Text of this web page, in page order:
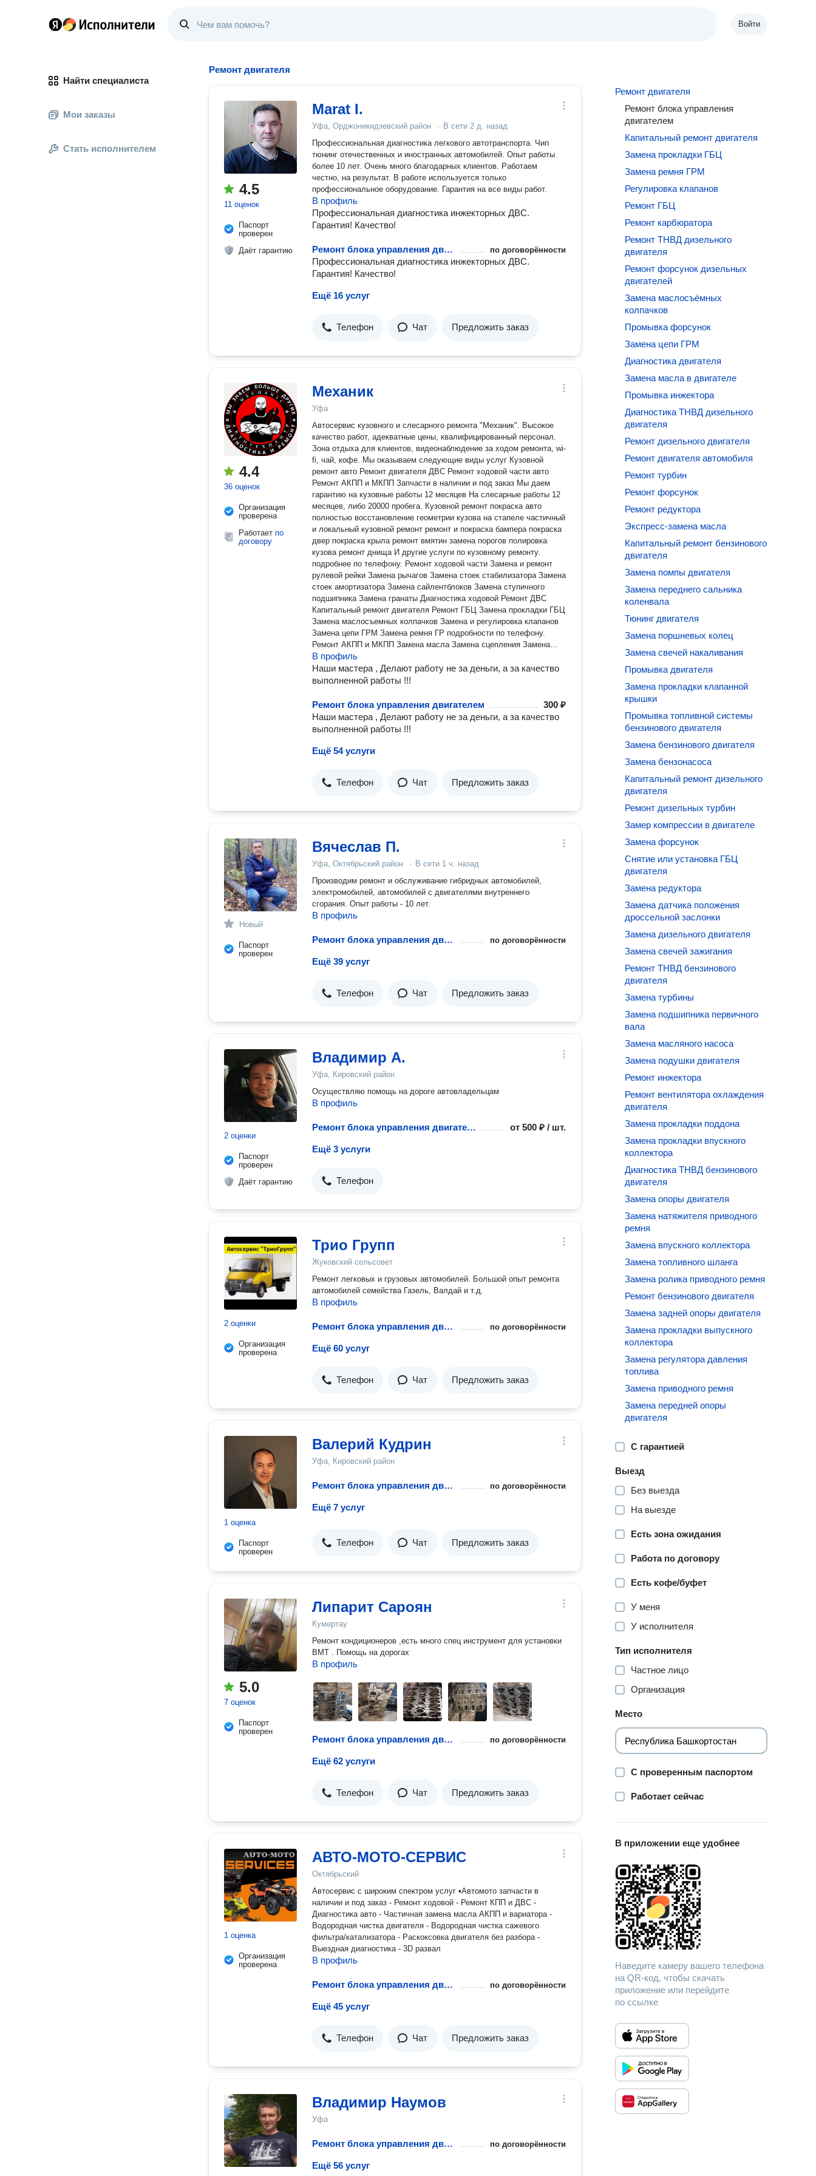
Войти
Найти специалиста
Мои заказы
Стать исполнителем
Ремонт двигателя
4.5
11 оценок
Паспорт
проверен
Даёт гарантию
Marat I.
Уфа, Орджоникидзевский район · В сети 2 д. назад
Профессиональная диагностика легкового автотранспорта. Чип
тюнинг отечественных и иностранных автомобилей. Опыт работы
более 10 лет. Очень много благодарных клиентов. Работаем
честно, на результат. В работе используется только
профессиональное оборудование. Гарантия на все виды работ.
В профиль
Профессиональная диагностика инжекторных ДВС.
Гарантия! Качество!
Ремонт блока управления двигателем по договорённости
Профессиональная диагностика инжекторных ДВС.
Гарантия! Качество!
Ещё 16 услуг
Телефон Чат Предложить заказ
4.4
36 оценок
Организация
проверена
Работает по
договору
Механик
Уфа
Автосервис кузовного и слесарного ремонта "Механик". Высокое
качество работ, адекватные цены, квалифицированный персонал.
Зона отдыха для клиентов, видеонаблюдение за ходом ремонта, wi-
fi, чай, кофе. Мы оказываем следующие виды услуг Кузовной
ремонт авто Ремонт двигателя ДВС Ремонт ходовой части авто
Ремонт АКПП и МКПП Запчасти в наличии и под заказ Мы даем
гарантию на кузовные работы 12 месяцев На слесарные работы 12
месяцев, либо 20000 пробега. Кузовной ремонт покраска авто
полностью восстановление геометрии кузова на стапеле частичный
и локальный кузовной ремонт ремонт и покраска бампера покраска
двер покраска крыла ремонт вмятин замена порогов полировка
кузова ремонт днища И другие услуги по кузовному ремонту.
подробнее по телефону. Ремонт ходовой части Замена и ремонт
рулевой рейки Замена рычагов Замена стоек стабилизатора Замена
стоек амортизатора Замена сайлентблоков Замена ступичного
подшипника Замена гранаты Диагностика ходовой Ремонт ДВС
Капитальный ремонт двигателя Ремонт ГБЦ Замена прокладки ГБЦ
Замена маслосъемных колпачков Замена и регулировка клапанов
Замена цепи ГРМ Замена ремня ГР подробности по телефону.
Ремонт АКПП и МКПП Замена масла Замена сцепления Замена
маховика Замена гидроблока АКПП Переборка МКПП подробную
консультацию вы можете получить по номер телефона указанному
в наших контактах.
В профиль
Наши мастера , Делают работу не за деньги, а за качество
выполненной работы !!!
Ремонт блока управления двигателем
300 ₽
Наши мастера , Делают работу не за деньги, а за качество
выполненной работы !!!
Ещё 54 услуги
Телефон Чат Предложить заказ
Новый
Паспорт
проверен
Вячеслав П.
Уфа, Октябрьский район · В сети 1 ч. назад
Производим ремонт и обслуживание гибридных автомобилей,
электромобилей, автомобилей с двигателями внутреннего
сгорания. Опыт работы - 10 лет.
В профиль
Ремонт блока управления двигателем по договорённости
Ещё 39 услуг
Телефон Чат Предложить заказ
2 оценки
Паспорт
проверен
Даёт гарантию
Владимир А.
Уфа, Кировский район
Осуществляю помощь на дороге автовладельцам
В профиль
Ремонт блока управления двигателем от500 ₽ / шт.
Ещё 3 услуги
Телефон
2 оценки
Организация
проверена
Трио Групп
Жуковский сельсовет
Ремонт легковых и грузовых автомобилей. Большой опыт ремонта
автомобилей семейства Газель, Валдай и т.д.
В профиль
Ремонт блока управления двигателем по договорённости
Ещё 60 услуг
Телефон Чат Предложить заказ
1 оценка
Паспорт
проверен
Валерий Кудрин
Уфа, Кировский район
Ремонт блока управления двигателем по договорённости
Ещё 7 услуг
Телефон Чат Предложить заказ
5.0
7 оценок
Паспорт
проверен
Липарит Сароян
Кумертау
Ремонт кондиционеров ,есть много спец инструмент для установки
ВМТ . Помощь на дорогах
В профиль
Ремонт блока управления двигателем по договорённости
Ещё 62 услуги
Телефон Чат Предложить заказ
1 оценка
Организация
проверена
АВТО-МОТО-СЕРВИС
Октябрьский
Автосервис с широким спектром услуг ▪Автомото запчасти в
наличии и под заказ - Ремонт ходовой - Ремонт КПП и ДВС -
Диагностика авто - Частичная замена масла АКПП и вариатора -
Водородная чистка двигателя - Водородная чистка сажевого
фильтра/катализатора - Раскоксовка двигателя без разбора -
Выездная диагностика - 3D развал
В профиль
Ремонт блока управления двигателем по договорённости
Ещё 45 услуг
Телефон Чат Предложить заказ
Владимир Наумов
Уфа
Ремонт блока управления двигателем по договорённости
Ещё 56 услуг
Ремонт двигателя
Ремонт блока управления
двигателем
Капитальный ремонт двигателя
Замена прокладки ГБЦ
Замена ремня ГРМ
Регулировка клапанов
Ремонт ГБЦ
Ремонт карбюратора
Ремонт ТНВД дизельного
двигателя
Ремонт форсунок дизельных
двигателей
Замена маслосъёмных
колпачков
Промывка форсунок
Замена цепи ГРМ
Диагностика двигателя
Замена масла в двигателе
Промывка инжектора
Диагностика ТНВД дизельного
двигателя
Ремонт дизельного двигателя
Ремонт двигателя автомобиля
Ремонт турбин
Ремонт форсунок
Ремонт редуктора
Экспресс-замена масла
Капитальный ремонт бензинового
двигателя
Замена помпы двигателя
Замена переднего сальника
коленвала
Тюнинг двигателя
Замена поршневых колец
Замена свечей накаливания
Промывка двигателя
Замена прокладки клапанной
крышки
Промывка топливной системы
бензинового двигателя
Замена бензинового двигателя
Замена бензонасоса
Капитальный ремонт дизельного
двигателя
Ремонт дизельных турбин
Замер компрессии в двигателе
Замена форсунок
Снятие или установка ГБЦ
двигателя
Замена редуктора
Замена датчика положения
дроссельной заслонки
Замена дизельного двигателя
Замена свечей зажигания
Ремонт ТНВД бензинового
двигателя
Замена турбины
Замена подшипника первичного
вала
Замена масляного насоса
Замена подушки двигателя
Ремонт инжектора
Ремонт вентилятора охлаждения
двигателя
Замена прокладки поддона
Замена прокладки впускного
коллектора
Диагностика ТНВД бензинового
двигателя
Замена опоры двигателя
Замена натяжителя приводного
ремня
Замена впускного коллектора
Замена топливного шланга
Замена ролика приводного ремня
Ремонт бензинового двигателя
Замена задней опоры двигателя
Замена прокладки выпускного
коллектора
Замена регулятора давления
топлива
Замена приводного ремня
Замена передней опоры
двигателя
С гарантией
Выезд
Без выезда
На выезде
Есть зона ожидания
Работа по договору
Есть кофе/буфет
У меня
У исполнителя
Тип исполнителя
Частное лицо
Организация
Место
С проверенным паспортом
Работает сейчас
В приложении еще удобнее
Наведите камеру вашего телефона
на QR-код, чтобы скачать
приложение или перейдите
по ссылке